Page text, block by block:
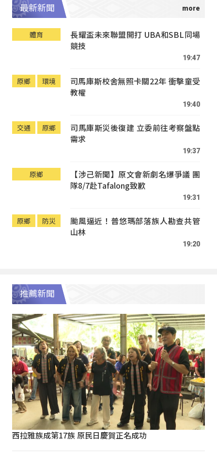
最新新聞
體育
長耀盃未來聯盟開打 UBA和SBL同場
競技
19:47
原鄉 環境
司馬庫斯校舍無照卡關22年 衝擊童受
教權
19:40
交通 原鄉
司馬庫斯災後復建 立委前往考察盤點
需求
19:37
原鄉
【涉己新聞】原文會新劇名爆爭議 團
隊8/7赴Tafalong致歉
19:31
原鄉 防災
颱風逼近！普悠瑪部落族人勘查共管
山林
19:20
推薦新聞
西拉雅族成第17族 原民日慶賀正名成功